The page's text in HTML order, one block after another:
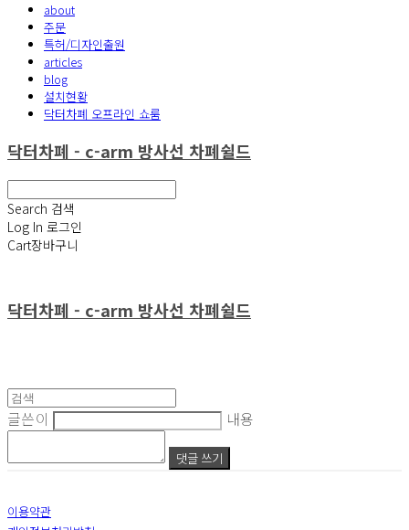
about
주문
특허/디자인출원
articles
blog
설치현황
닥터차폐 오프라인 쇼룸
닥터차폐 - c-arm 방사선 차폐쉴드
Search 검색
Log In 로그인
Cart장바구니
닥터차폐 - c-arm 방사선 차폐쉴드
글쓴이 내용
댓글 쓰기
이용약관